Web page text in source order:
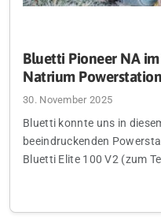
Bluetti Pioneer NA
Natrium Powerstation
30. November 2025
Bluetti konnte uns in
beeindruckenden
Bluetti Elite 100 V2 (zum